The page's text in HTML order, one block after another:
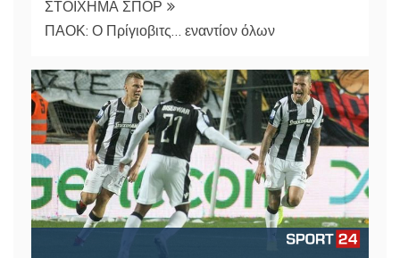
ΣΤΟΙΧΗΜΑ ΣΠΟΡ
ΠΑΟΚ: Ο Πρίγιοβιτς… εναντίον όλων